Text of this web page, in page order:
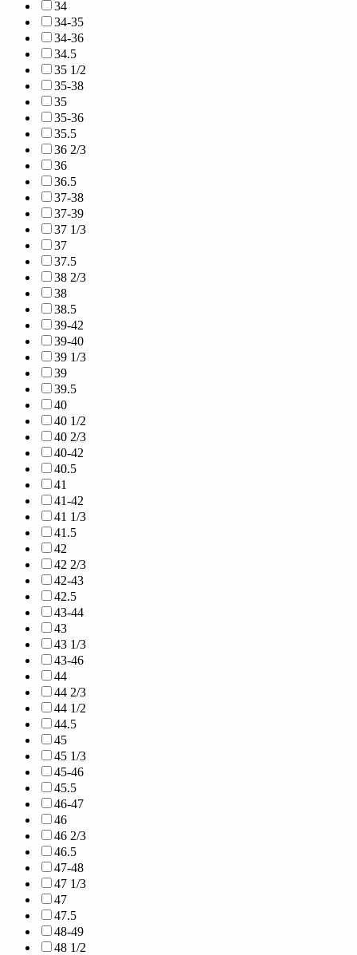
34
34-35
34-36
34.5
35 1/2
35-38
35
35-36
35.5
36 2/3
36
36.5
37-38
37-39
37 1/3
37
37.5
38 2/3
38
38.5
39-42
39-40
39 1/3
39
39.5
40
40 1/2
40 2/3
40-42
40.5
41
41-42
41 1/3
41.5
42
42 2/3
42-43
42.5
43-44
43
43 1/3
43-46
44
44 2/3
44 1/2
44.5
45
45 1/3
45-46
45.5
46-47
46
46 2/3
46.5
47-48
47 1/3
47
47.5
48-49
48 1/2